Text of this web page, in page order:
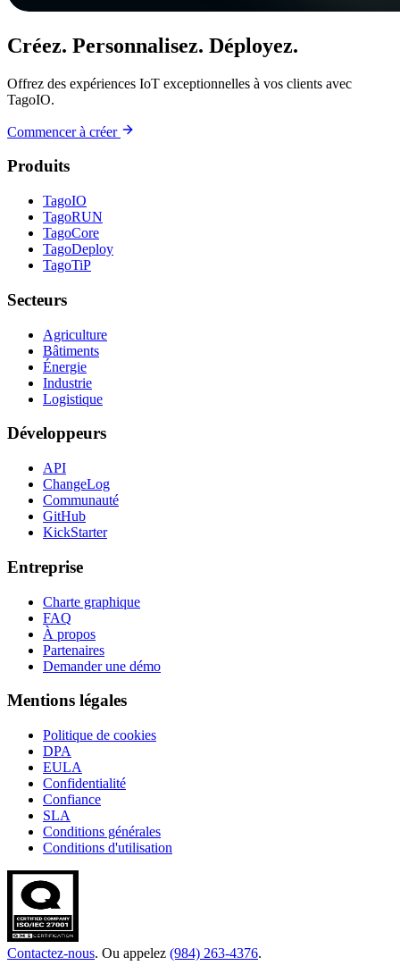
Créez. Personnalisez. Déployez.
Offrez des expériences IoT exceptionnelles à vos clients avec
TagoIO.
Commencer à créer
Produits
TagoIO
TagoRUN
TagoCore
TagoDeploy
TagoTiP
Secteurs
Agriculture
Bâtiments
Énergie
Industrie
Logistique
Développeurs
API
ChangeLog
Communauté
GitHub
KickStarter
Entreprise
Charte graphique
FAQ
À propos
Partenaires
Demander une démo
Mentions légales
Politique de cookies
DPA
EULA
Confidentialité
Confiance
SLA
Conditions générales
Conditions d'utilisation
Contactez-nous. Ou appelez (984) 263-4376.